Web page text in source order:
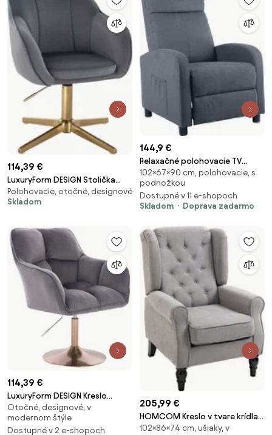
114,39 €
LuxuryForm DESIGN Stolička
AVOLA VELUR na zlatom kríži -
tmavo šedá
Polohovacie, otočné, designové
Skladom
144,9 €
Relaxačné polohovacie TV
kreslo TRUDY — látka, sivá
102×67×90 cm, polohovacie, s
podnožkou
Dostupné v 11 e-shopoch
Skladom
Doprava zadarmo
114,39 €
LuxuryForm DESIGN Kreslo
AMALFI VELUR na zlatom tanieri -
tmavo šedé
Otočné, designové, v
modernom štýle
Dostupné v 2 e-shopoch
205,99 €
HOMCOM Kreslo v tvare krídla s
prešívaním, Vysoké operadlo,
102×86×74 cm, ušiaky, v